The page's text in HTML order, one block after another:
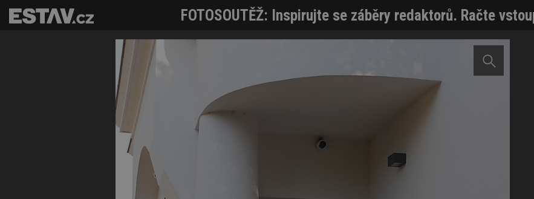
FOTOSOUTĚŽ: Inspirujte se záběry redaktorů. Račte